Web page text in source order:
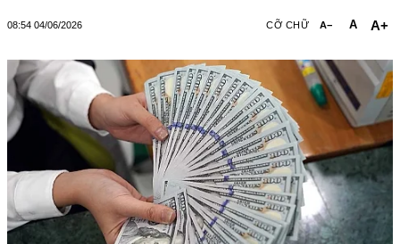
08:54 04/06/2026 CỠ CHỮ A− A A+